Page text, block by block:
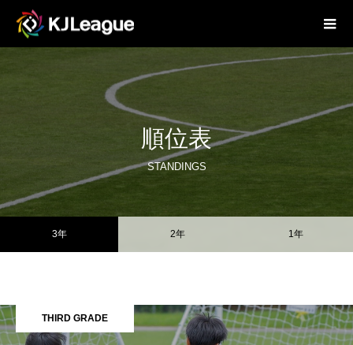
順位表
STANDINGS
3年 2年 1年
THIRD GRADE